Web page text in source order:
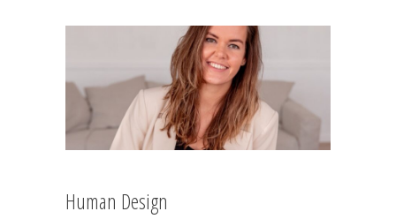
Human Design